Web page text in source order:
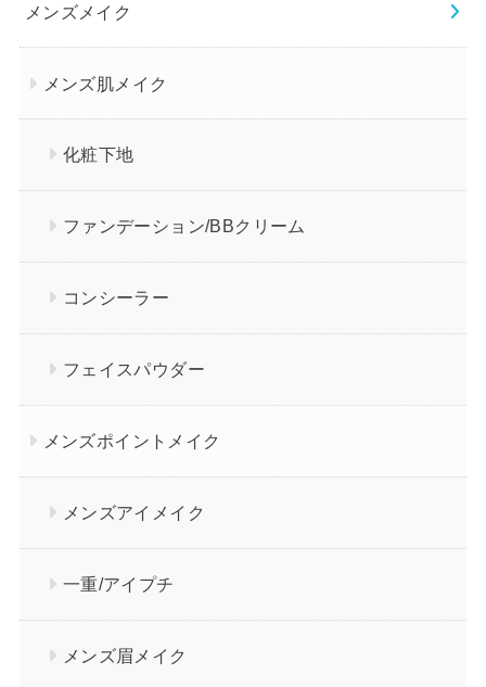
メンズメイク
メンズ肌メイク
化粧下地
ファンデーション/BBクリーム
コンシーラー
フェイスパウダー
メンズポイントメイク
メンズアイメイク
一重/アイプチ
メンズ眉メイク